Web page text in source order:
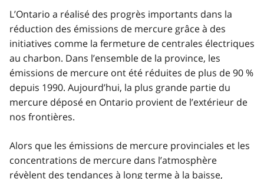
L’Ontario a réalisé des progrès importants dans la
réduction des émissions de mercure grâce à des
initiatives comme la fermeture de centrales électriques
au charbon. Dans l’ensemble de la province, les
émissions de mercure ont été réduites de plus de 90 %
depuis 1990. Aujourd’hui, la plus grande partie du
mercure déposé en Ontario provient de l’extérieur de
nos frontières.
Alors que les émissions de mercure provinciales et les
concentrations de mercure dans l’atmosphère
révèlent des tendances à long terme à la baisse,